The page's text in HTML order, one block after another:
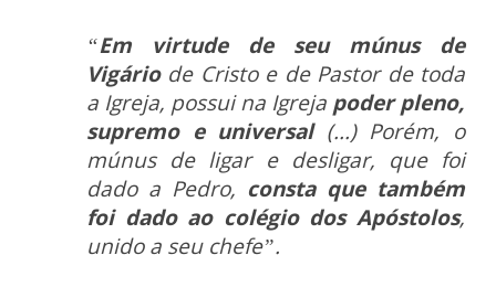
“Em virtude de seu múnus de
Vigáriode Cristo e de Pastor de toda
a Igreja, possui na Igreja poder pleno,
supremo e universal (...) Porém, o
múnus de ligar e desligar, que foi
dado a Pedro, consta que também
foi dado ao colégio dos Apóstolos,
unido a seu chefe”.